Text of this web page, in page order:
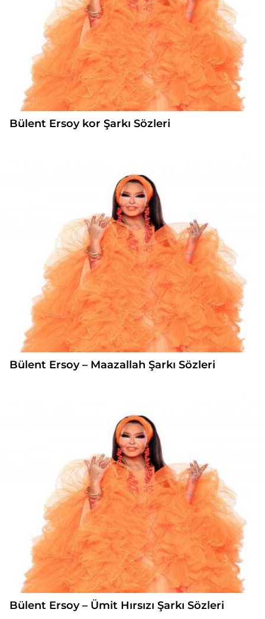
Bülent Ersoy kor Şarkı Sözleri
Bülent Ersoy – Maazallah Şarkı Sözleri
Bülent Ersoy – Ümit Hırsızı Şarkı Sözleri